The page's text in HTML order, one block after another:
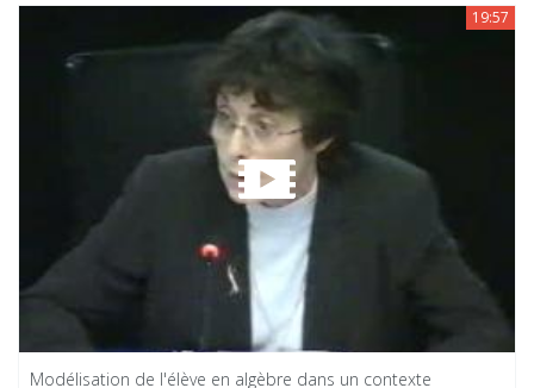
19:57
Modélisation de l'élève en algèbre dans un contexte